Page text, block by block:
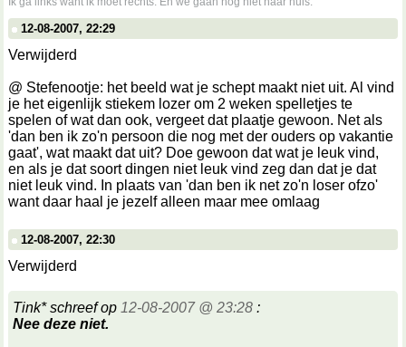
12-08-2007, 22:29
Verwijderd
@ Stefenootje: het beeld wat je schept maakt niet uit. Al vind
je het eigenlijk stiekem lozer om 2 weken spelletjes te
spelen of wat dan ook, vergeet dat plaatje gewoon. Net als
'dan ben ik zo'n persoon die nog met der ouders op vakantie
gaat', wat maakt dat uit? Doe gewoon dat wat je leuk vind,
en als je dat soort dingen niet leuk vind zeg dan dat je dat
niet leuk vind. In plaats van 'dan ben ik net zo'n loser ofzo'
want daar haal je jezelf alleen maar mee omlaag
12-08-2007, 22:30
Verwijderd
Tink* schreef op 12-08-2007 @ 23:28 :
Nee deze niet.